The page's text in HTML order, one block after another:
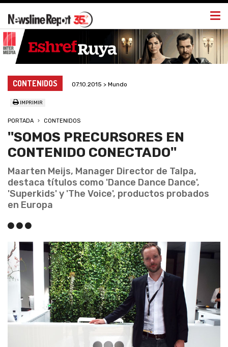
CONTENIDOS 07.10.2015 > Mundo
IMPRIMIR
PORTADA CONTENIDOS
''SOMOS PRECURSORES EN
CONTENIDO CONECTADO''
Maarten Meijs, Manager Director de Talpa,
destaca títulos como 'Dance Dance Dance',
'Superkids' y 'The Voice', productos probados
en Europa